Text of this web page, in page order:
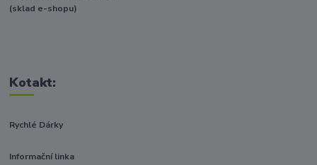
(sklad e-shopu)
Kotakt:
Rychlé Dárky
Informační linka